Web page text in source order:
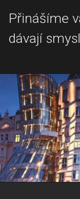
Přinášíme
dávají smysl